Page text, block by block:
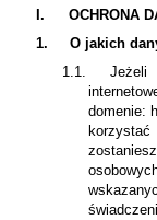
I.
OCHRONA
1.
O jakich
1.1.
Jeżeli
domenie: